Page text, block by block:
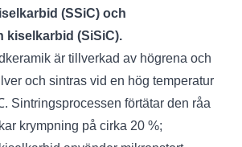
(SSiC) och
kiselkarbid (SiSiC).
är tillverkad av högrena och
och sintras vid en hög temperatur
förtätar den råa
krympning på cirka 20 %;